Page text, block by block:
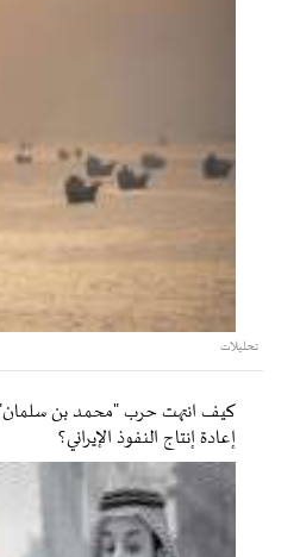
تحليلات
كيف انتهت حرب "محمد بن سلمان"
إعادة إنتاج النفوذ الإيراني؟